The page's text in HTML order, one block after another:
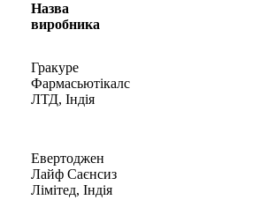
Назва
виробника
Гракуре
Фармасьютікалс
ЛТД, Індія
Евертоджен
Лайф Саєнсиз
Лімітед, Індія